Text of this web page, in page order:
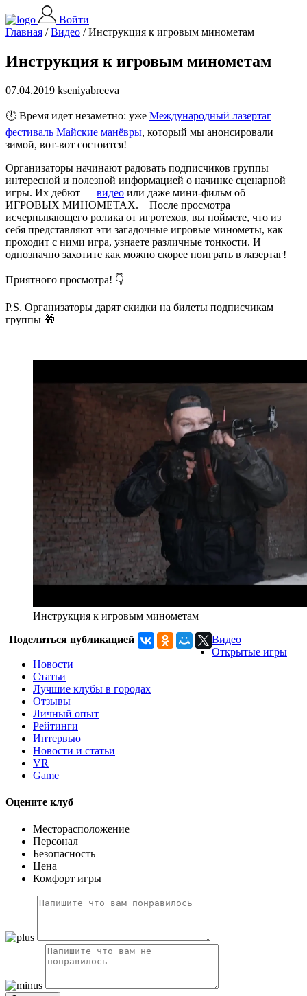
Войти
Главная /Видео /Инструкция к игровым минометам
Инструкция к игровым минометам
07.04.2019 kseniyabreeva
🕛 Время идет незаметно: уже Международный лазертаг
фестиваль Майские манёвры, который мы анонсировали
зимой, вот-вот состоится!
Организаторы начинают радовать подписчиков группы
интересной и полезной информацией о начинке сценарной
игры. Их дебют — видео или даже мини-фильм об
ИГРОВЫХ МИНОМЕТАХ.
После просмотра
исчерпывающего ролика от игротехов, вы поймете, что из
себя представляют эти загадочные игровые минометы, как
проходит с ними игра, узнаете различные тонкости. И
однозначно захотите как можно скорее поиграть в лазертаг!
Приятного просмотра! 👇
P.S. Организаторы дарят скидки на билеты подписчикам
группы 🎁
Инструкция к игровым минометам
Поделиться публикацией
Видео
Открытые игры
Новости
Статьи
Лучшие клубы в городах
Отзывы
Личный опыт
Рейтинги
Интервью
Новости и статьи
VR
Game
Оцените клуб
Месторасположение
Персонал
Безопасность
Цена
Комфорт игры